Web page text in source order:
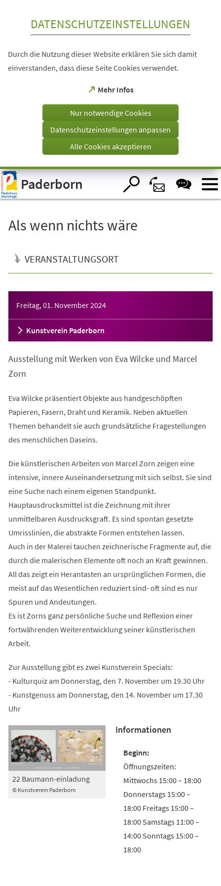
Visuelle
Assistenzsoftware
öffnen.
DATENSCHUTZEINSTELLUNGEN
Durch die Nutzung dieser Website erklären Sie sich damit
einverstanden, dass diese Seite Cookies verwendet.
Mehr Infos
(Öffnet
einem
Tab)
Nur notwendige Cookies
Datenschutzeinstellungen anpassen
Alle Cookies akzeptieren
Paderborn
Als wenn nichts wäre
VERANSTALTUNGSORT
Freitag, 01. November 2024
Kunstverein Paderborn
Ausstellung mit Werken von Eva Wilcke und Marcel
Zorn
Eva Wilcke präsentiert Objekte aus handgeschöpften
Papieren, Fasern, Draht und Keramik. Neben aktuellen
Themen behandelt sie auch grundsätzliche Fragestellungen
des menschlichen Daseins.
Die künstlerischen Arbeiten von Marcel Zorn zeigen eine
intensive, innere Auseinandersetzung mit sich selbst. Sie sind
eine Suche nach einem eigenen Standpunkt.
Hauptausdrucksmittel ist die Zeichnung mit ihrer
unmittelbaren Ausdrucksgraft. Es sind spontan gesetzte
Umrisslinien, die abstrakte Formen entstehen lassen.
Auch in der Malerei tauchen zeichnerische Fragmente auf, die
durch die malerischen Elemente oft noch an Kraft gewinnen.
All das zeigt ein Herantasten an ursprünglichen Formen, die
meist auf das Wesentlichen reduziert sind- oft sind es nur
Spuren und Andeutungen.
Es ist Zorns ganz persönliche Suche und Reflexion einer
fortwährenden Weiterentwicklung seiner künstlerischen
Arbeit.
Zur Ausstellung gibt es zwei Kunstverein Specials:
- Kulturquiz am Donnerstag, den 7. November um 19.30 Uhr
- Kunstgenuss am Donnerstag, den 14. November um 17.30
Uhr
© Kunstverein Paderborn
22 Baumann-einladung
Informationen
Öffnungszeiten:
Mittwochs 15:00 – 18:00
Donnerstags 15:00 –
18:00 Freitags 15:00 –
18:00 Samstags 11:00 –
14:00 Sonntags 15:00 –
18:00